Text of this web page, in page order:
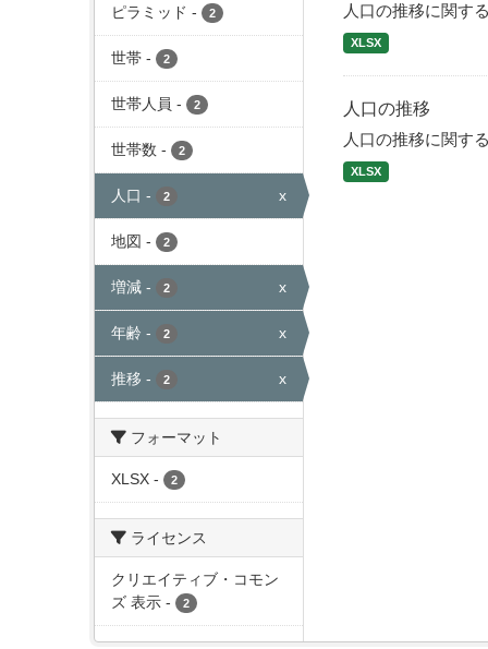
ピラミッド - 2
世帯 - 2
世帯人員 - 2
世帯数 - 2
人口 - 2 x
地図 - 2
増減 - 2 x
年齢 - 2 x
推移 - 2 x
フォーマット
XLSX - 2
ライセンス
クリエイティブ・コモン
ズ 表示 - 2
人口の推移に関す
XLSX
人口の推移
人口の推移に関す
XLSX